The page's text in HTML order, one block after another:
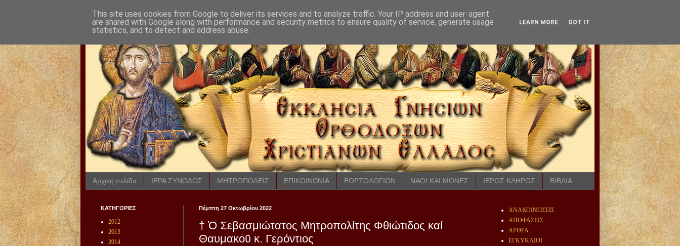
Αρχική σελίδα ΙΕΡΑ ΣΥΝΟΔΟΣ ΜΗΤΡΟΠΟΛΕΙΣ ΕΠΙΚΟΙΝΩΝΙΑ ΕΟΡΤΟΛΟΓΙΟΝ ΝΑΟΙ ΚΑΙ ΜΟΝΕΣ ΙΕΡΟΣ ΚΛΗΡΟΣ ΒΙΒΛΙΑ
Πέμπτη 27 Οκτωβρίου 2022
† Ὁ Σεβασμιώτατος Μητροπολίτης Φθιώτιδος καί
Θαυμακοῦ κ. Γερόντιος
ΚΑΤΗΓΟΡΙΕΣ
2012
2013
2014
ΑΝΑΚΟΙΝΩΣΕΙΣ
ΑΠΟΦΑΣΕΙΣ
ΑΡΘΡΑ
ΕΓΚΥΚΛΙΟΙ
This site uses cookies from Google to deliver its services and to analyze traffic. Your IP address and user-agent
are shared with Google along with performance and security metrics to ensure quality of service, generate usage
statistics, and to detect and address abuse.
LEARN MORE GOT IT